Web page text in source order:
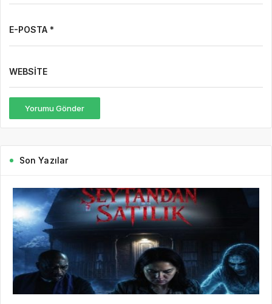
E-POSTA *
WEBSITE
Yorumu Gönder
Son Yazılar